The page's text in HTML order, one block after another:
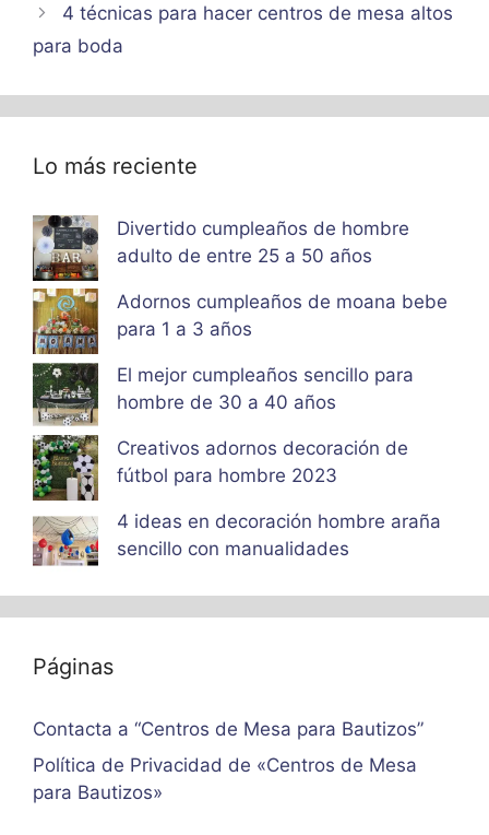
4 técnicas para hacer centros de mesa altos
para boda
Lo más reciente
Divertido cumpleaños de hombre
adulto de entre 25 a 50 años
Adornos cumpleaños de moana bebe
para 1 a 3 años
El mejor cumpleaños sencillo para
hombre de 30 a 40 años
Creativos adornos decoración de
fútbol para hombre 2023
4 ideas en decoración hombre araña
sencillo con manualidades
Páginas
Contacta a “Centros de Mesa para Bautizos”
Política de Privacidad de «Centros de Mesa
para Bautizos»